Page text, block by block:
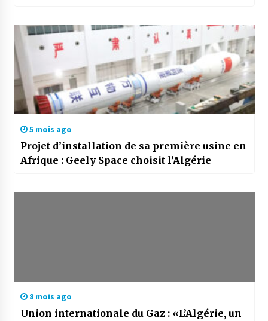
5 mois ago
Projet d’installation de sa première usine en
Afrique : Geely Space choisit l’Algérie
8 mois ago
Union internationale du Gaz : «L’Algérie, un